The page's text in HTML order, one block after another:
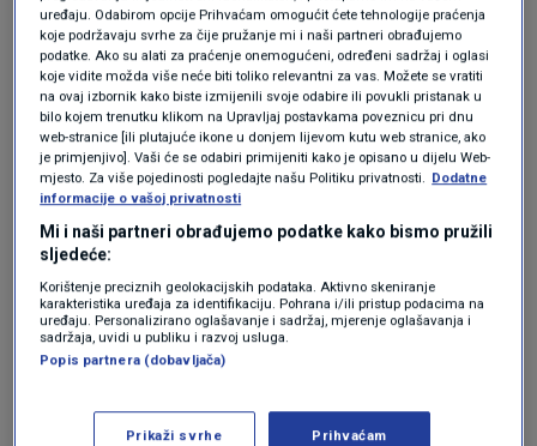
Izrael, Malta, Rumunjska te Italija, dok je
Švedska trenutačno deseta.
uređaju. Odabirom opcije Prihvaćam omogućit ćete tehnologije praćenja
koje podržavaju svrhe za čije pružanje mi i naši partneri obrađujemo
podatke. Ako su alati za praćenje onemogućeni, određeni sadržaj i oglasi
koje vidite možda više neće biti toliko relevantni za vas. Možete se vratiti
na ovaj izbornik kako biste izmijenili svoje odabire ili povukli pristanak u
bilo kojem trenutku klikom na Upravljaj postavkama poveznicu pri dnu
web-stranice [ili plutajuće ikone u donjem lijevom kutu web stranice, ako
je primjenjivo]. Vaši će se odabiri primijeniti kako je opisano u dijelu Web-
mjesto. Za više pojedinosti pogledajte našu Politiku privatnosti.
Dodatne
informacije o vašoj privatnosti
Mi i naši partneri obrađujemo podatke kako bismo pružili
sljedeće:
Korištenje preciznih geolokacijskih podataka. Aktivno skeniranje
karakteristika uređaja za identifikaciju. Pohrana i/ili pristup podacima na
uređaju. Personalizirano oglašavanje i sadržaj, mjerenje oglašavanja i
sadržaja, uvidi u publiku i razvoj usluga.
Popis partnera (dobavljača)
Prikaži svrhe Prihvaćam